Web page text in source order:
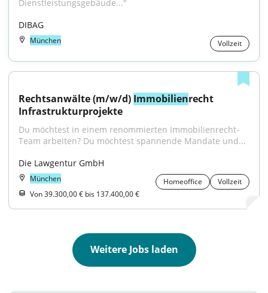
Dienstleistungsgebäude..."
DIBAG
München Vollzeit
Rechtsanwälte (m/w/d) Immobilienrecht
Infrastrukturprojekte
Du möchtest in einem renommierten Immobilienrecht-
Team arbeiten? Du möchtest spannende Mandate und...
Die Lawgentur GmbH
München Homeoffice
Vollzeit
Von 39.300,00 € bis 137.400,00 €
Weitere Jobs laden